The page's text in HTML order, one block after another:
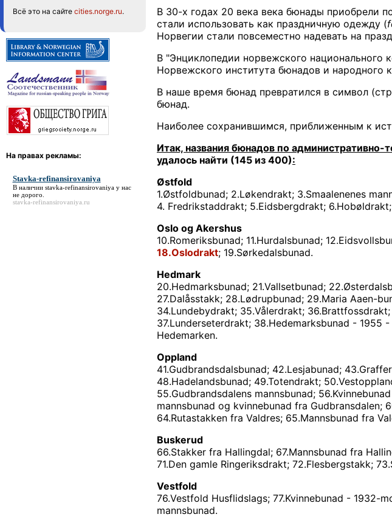
Всё это на сайте cities.norge.ru.
На правах рекламы:
Stavka-refinansirovaniya
В наличии stavka-refinansirovaniyaу нас
не дорого.
stavka-refinansirovaniya.ru
В 30-х годах 20 века века бюнады приобрели
стали использовать как праздничную одежду (
Норвегии стали повсеместно надевать на
В "Энциклопедии норвежского
Норвежского института бюнадов и народного
В наше время бюнад превратился в символ
бюнад.
Наиболее сохранившимся, приближенным к
Итак, названия бюнадов по
удалось найти (145 из 400):
Østfold
1.Østfoldbunad; 2.Løkendrakt; 3.Smaalenenes
4. Fredrikstaddrakt; 5.Eidsbergdrakt;
Oslo og Akershus
10.Romeriksbunad; 11.Hurdalsbunad;
18.Oslodrakt; 19.Sørkedalsbunad.
Hedmark
20.Hedmarksbunad; 21.Vallsetbunad;
27.Dalåsstakk; 28.Lødrupbunad; 29.Maria Aaen-
34.Lundebydrakt; 35.Vålerdrakt; 36.Brattfossdrakt;
37.Lunderseterdrakt; 38.Hedemarksbunad -
Hedemarken.
Oppland
41.Gudbrandsdalsbunad; 42.Lesjabunad;
48.Hadelandsbunad; 49.Totendrakt;
55.Gudbrandsdalens mannsbunad;
mannsbunad og kvinnebunad fra Gudbransdalen;
64.Rutastakken fra Valdres; 65.Mannsbunad fra
Buskerud
66.Stakker fra Hallingdal; 67.Mannsbunad fra
71.Den gamle Ringeriksdrakt; 72.Flesbergstakk;
Vestfold
76.Vestfold Husflidslags; 77.Kvinnebunad - 1932-
mannsbunad.